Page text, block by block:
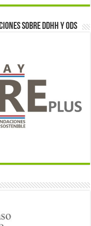
sobre DDHH y ODS